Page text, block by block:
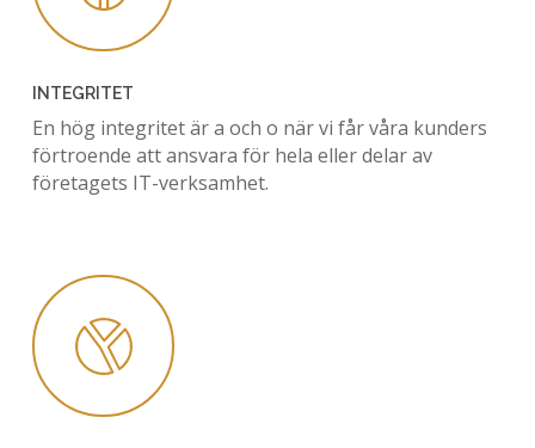
INTEGRITET
En hög integritet är a och o när vi får våra kunders
förtroende att ansvara för hela eller delar av
företagets IT-verksamhet.